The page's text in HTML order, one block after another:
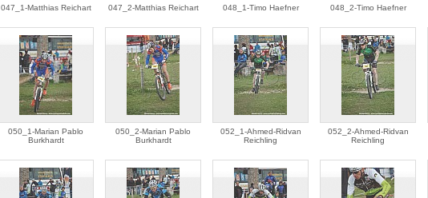
047_1-Matthias Reichart 047_2-Matthias Reichart 048_1-Timo Haefner 048_2-Timo Haefner
050_1-Marian Pablo
Burkhardt
050_2-Marian Pablo
Burkhardt
052_1-Ahmed-Ridvan
Reichling
052_2-Ahmed-Ridvan
Reichling